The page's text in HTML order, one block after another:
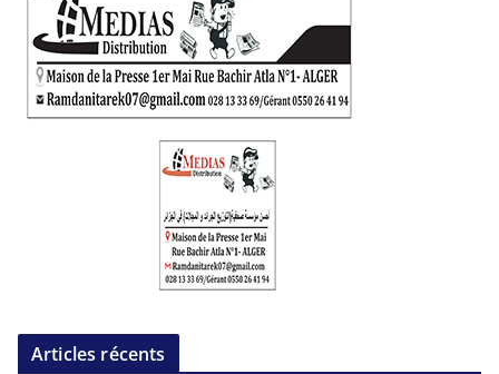
Articles récents